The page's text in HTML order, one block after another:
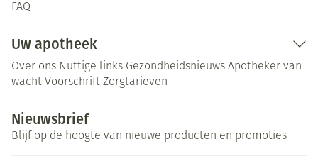
FAQ
Uw apotheek
Over ons Nuttige links Gezondheidsnieuws Apotheker van
wacht Voorschrift Zorgtarieven
Nieuwsbrief
Blijf op de hoogte van nieuwe producten en promoties